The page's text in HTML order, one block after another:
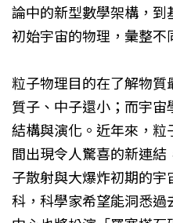
論中的新型數學架構，
初始宇宙的物理，彙整不
粒子物理目的在了解物
質子、中子還小；而宇
結構與演化。近年來，
間出現令人驚喜的新連
子散射與大爆炸初期的
科，科學家希望能洞悉